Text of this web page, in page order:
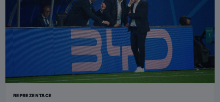
REPREZENTACE